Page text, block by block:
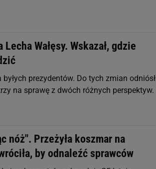
Wałęsy. Wskazał, gdzie
prezydentów. Do tych zmian odniósł
na sprawę z dwóch różnych perspektyw.
nóż". Przeżyła koszmar na
by odnaleźć sprawców